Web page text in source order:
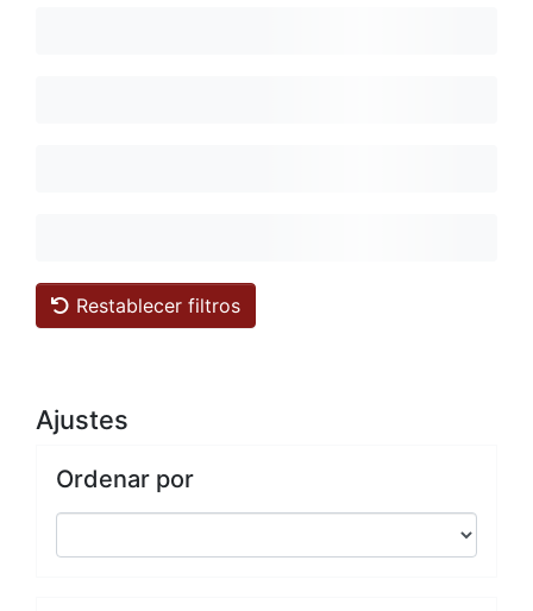
Restablecer filtros
Ajustes
Ordenar por